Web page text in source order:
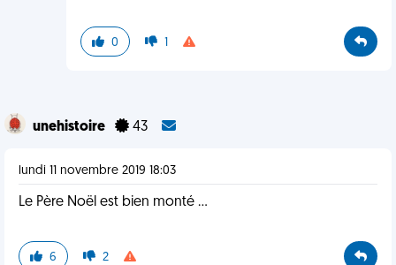
0 1
unehistoire 43
lundi 11 novembre 2019 18:03
Le Père Noël est bien monté ...
6 2